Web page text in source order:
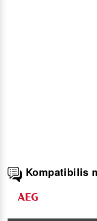
Kompatibilis